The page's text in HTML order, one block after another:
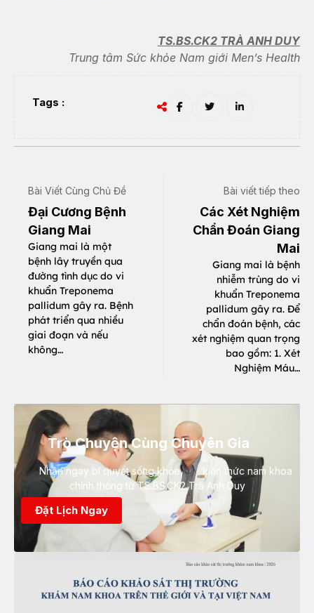
TS.BS.CK2 TRÀ ANH DUY
Trung tâm Sức khỏe Nam giới Men’s Health
Tags :
Bài Viết Cùng Chủ Đề
Đại Cương Bệnh
Giang Mai
Giang mai là một
bệnh lây truyền qua
đường tình dục do vi
khuẩn Treponema
pallidum gây ra. Bệnh
phát triển qua nhiều
giai đoạn và nếu
không…
Bài viết tiếp theo
Các Xét Nghiệm
Chẩn Đoán Giang
Mai
Giang mai là bệnh
nhiễm trùng do vi
khuẩn Treponema
pallidum gây ra. Để
chẩn đoán bệnh, các
xét nghiệm quan trọng
bao gồm: 1. Xét
Nghiệm Máu…
Trò Chuyện Cùng Chuyên Gia
Nhận ngay bí quyết sống khỏe, kiến thức nam khoa
chính thống từ TS.BS.CK2 Trà Anh Duy
Đặt Lịch Ngay